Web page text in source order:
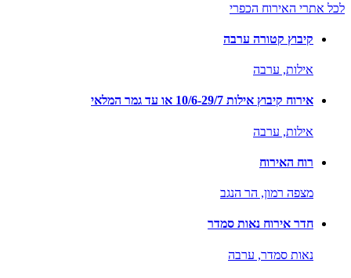
לכל אתרי האירוח הכפרי
קיבוץ קטורה ערבה
אילות, ערבה
אירוח קיבוץ אילות 10/6-29/7 או עד גמר המלאי
אילות, ערבה
רוח האירוח
מצפה רמון, הר הנגב
חדר אירוח נאות סמדר
נאות סמדר, ערבה